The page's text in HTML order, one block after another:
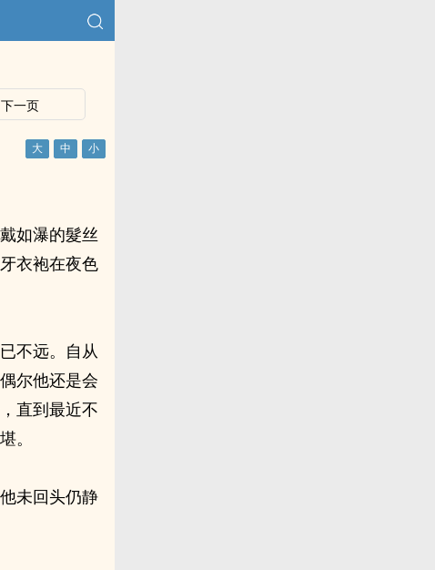
下一页
如瀑的髮丝
衣袍在夜色
不远。自从
尔他还是会
直到最近不
。
未回头仍静